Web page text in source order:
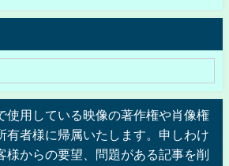
使用している映像の著作権や肖像権
有者様に帰属いたします。申しわけ
様からの要望、問題がある記事を削